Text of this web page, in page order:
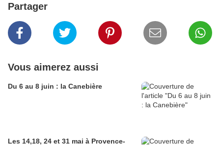
Partager
Vous aimerez aussi
Du 6 au 8 juin : la Canebière
Les 14,18, 24 et 31 mai à Provence-